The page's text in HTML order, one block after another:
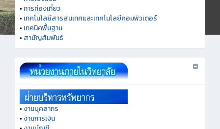
•การท่องเที่ยว
• เทคโนโลยีสารสนเทศและเทคโนโลยีคอมพิวเตอร์
• เทคนิคพื้นฐาน
• สามัญสัมพันธ์
•งานบุคลากร
•งานการเงิน